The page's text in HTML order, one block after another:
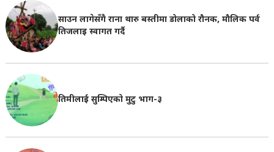
साउन लागेसँगै राना थारु बस्तीमा डोलाको रौनक, मौलिक पर्व
तिजलाइ स्वागत गर्दै
तिमीलाई सुम्पिएको मुटु भाग-३